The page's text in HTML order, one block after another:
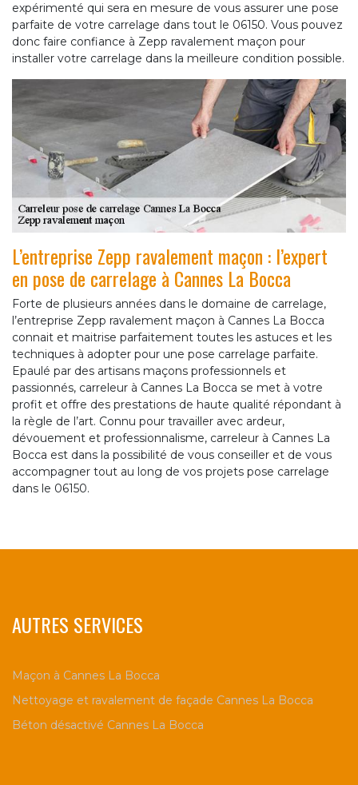
expérimenté qui sera en mesure de vous assurer une pose
parfaite de votre carrelage dans tout le 06150. Vous pouvez
donc faire confiance à Zepp ravalement maçon pour
installer votre carrelage dans la meilleure condition possible.
L’entreprise Zepp ravalement maçon : l’expert
en pose de carrelage à Cannes La Bocca
Forte de plusieurs années dans le domaine de carrelage,
l’entreprise Zepp ravalement maçon à Cannes La Bocca
connait et maitrise parfaitement toutes les astuces et les
techniques à adopter pour une pose carrelage parfaite.
Epaulé par des artisans maçons professionnels et
passionnés, carreleur à Cannes La Bocca se met à votre
profit et offre des prestations de haute qualité répondant à
la règle de l’art. Connu pour travailler avec ardeur,
dévouement et professionnalisme, carreleur à Cannes La
Bocca est dans la possibilité de vous conseiller et de vous
accompagner tout au long de vos projets pose carrelage
dans le 06150.
AUTRES SERVICES
Maçon à Cannes La Bocca
Nettoyage et ravalement de façade Cannes La Bocca
Béton désactivé Cannes La Bocca